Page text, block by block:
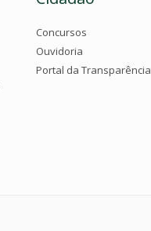
Concursos
Ouvidoria
Portal da Transparência